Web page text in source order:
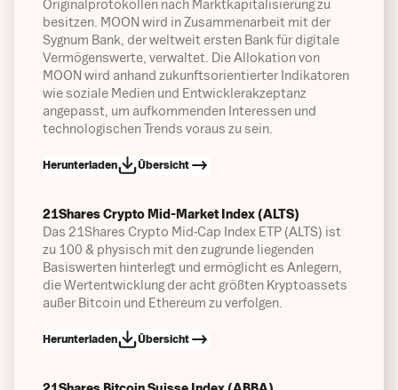
Originalprotokollen nach Marktkapitalisierung zu
besitzen. MOON wird in Zusammenarbeit mit der
Sygnum Bank, der weltweit ersten Bank für digitale
Vermögenswerte, verwaltet. Die Allokation von
MOON wird anhand zukunftsorientierter Indikatoren
wie soziale Medien und Entwicklerakzeptanz
angepasst, um aufkommenden Interessen und
technologischen Trends voraus zu sein.
Herunterladen Übersicht
21Shares Crypto Mid-Market Index (ALTS)
Das 21Shares Crypto Mid-Cap Index ETP (ALTS) ist
zu 100 & physisch mit den zugrunde liegenden
Basiswerten hinterlegt und ermöglicht es Anlegern,
die Wertentwicklung der acht größten Kryptoassets
außer Bitcoin und Ethereum zu verfolgen.
Herunterladen Übersicht